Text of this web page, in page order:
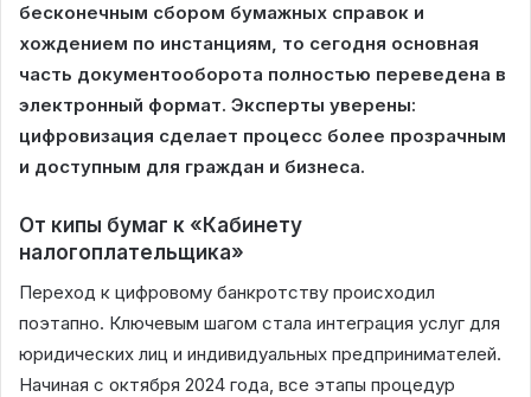
бесконечным сбором бумажных справок и
хождением по инстанциям, то сегодня основная
часть документооборота полностью переведена в
электронный формат. Эксперты уверены:
цифровизация сделает процесс более прозрачным
и доступным для граждан и бизнеса.
От кипы бумаг к «Кабинету
налогоплательщика»
Переход к цифровому банкротству происходил
поэтапно. Ключевым шагом стала интеграция услуг для
юридических лиц и индивидуальных предпринимателей.
Начиная с октября 2024 года, все этапы процедур